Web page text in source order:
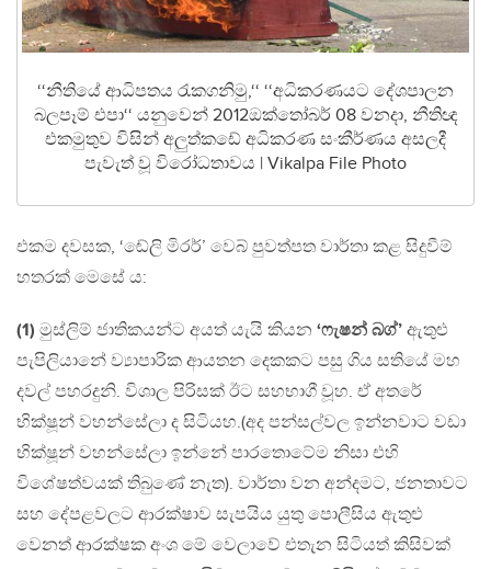
‘‘නීතියේ ආධිපතය රැකගනිමු,‘‘ ‘‘අධිකරණයට දේශපාලන
බලපෑම් එපා‘‘ යනුවෙන් 2012ඔක්තෝබර් 08 වනදා, නීතිඥ
එකමුතුව විසින් අලුත්කඩේ අධිකරණ සංකීර්ණය අසලදී
පැවැත් වූ විරෝධතාවය | Vikalpa File Photo
එකම දවසක, ‘ඬේලි මිරර්’ වෙබ් පුවත්පත වාර්තා කළ සිදුවීම්
හතරක් මෙසේ ය:
(1) මුස්ලිම් ජාතිකයන්ට අයත් යැයි කියන ‘ෆැෂන් බග්’ ඇතුළු
පැපිලියානේ ව්‍යාපාරික ආයතන දෙකකට පසු ගිය සතියේ මහ
දවල් පහරදුනි. විශාල පිරිසක් ඊට සහභාගී වූහ. ඒ අතරේ
භික්ෂූන් වහන්සේලා ද සිටියහ.(අද පන්සල්වල ඉන්නවාට වඩා
භික්ෂූන් වහන්සේලා ඉන්නේ පාරතොටේම නිසා එහි
විශේෂත්වයක් තිබුණේ නැත). වාර්තා වන අන්දමට, ජනතාවට
සහ දේපළවලට ආරක්ෂාව සැපයිය යුතු පොලීසිය ඇතුළු
වෙනත් ආරක්ෂක අංශ මේ වෙලාවේ එතැන සිටියත් කිසිවක්